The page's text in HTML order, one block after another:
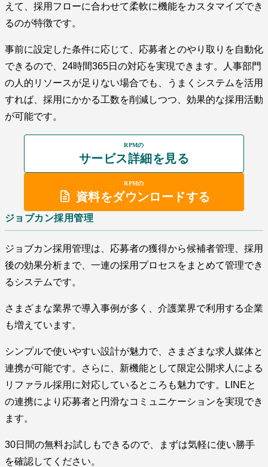
えて、採用フローに合わせて柔軟に機能をカスタマイズでき
るのが特徴です。
事前に設定した条件に応じて、応募者とのやり取りを自動化
できるので、24時間365日の対応を実現できます。人事部門
の人的リソースが足りない場合でも、うまくシステムを活用
すれば、採用にかかる工数を削減しつつ、効果的な採用活動
が可能です。
RPMの
サービス詳細を見る
RPMの
資料をダウンロードする
ジョブカン採用管理
ジョブカン採用管理は、応募者の獲得から候補者管理、採用
後の効果分析まで、一連の採用プロセスをまとめて管理でき
るシステムです。
さまざまな業界で導入事例が多く、介護業界で利用する企業
も増えています。
シンプルで使いやすい設計が魅力で、さまざまな求人媒体と
連携が可能です。さらに、新機能として限定公開求人による
リファラル採用に対応しているところも魅力です。LINEと
の連携により応募者と円滑なコミュニケーションを実現でき
ます。
30日間の無料お試しもできるので、まずは気軽に使い勝手
を確認してください。